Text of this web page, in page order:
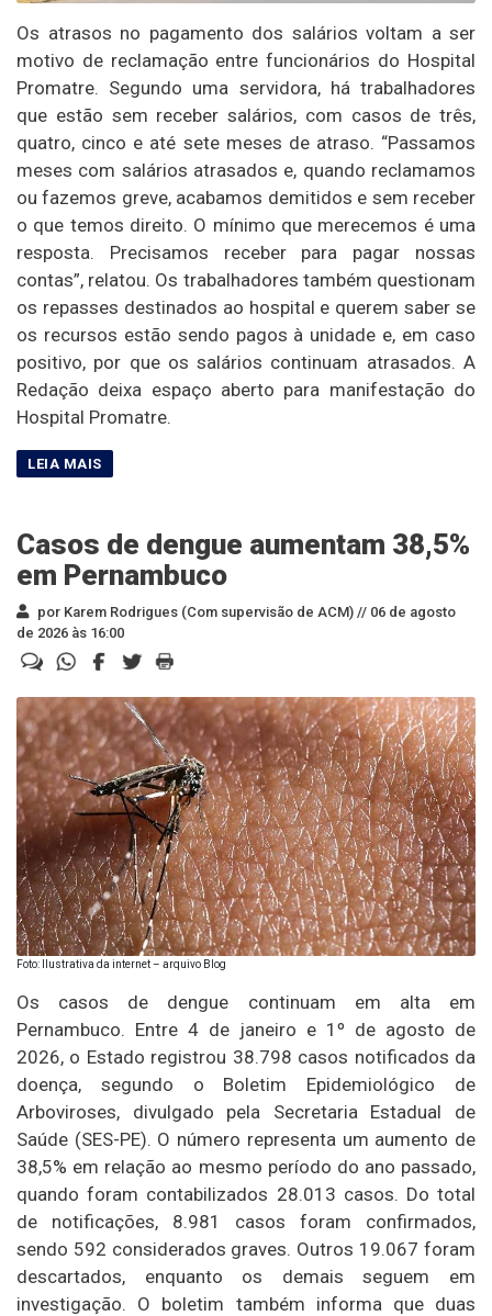
Os atrasos no pagamento dos salários voltam a ser
motivo de reclamação entre funcionários do Hospital
Promatre. Segundo uma servidora, há trabalhadores
que estão sem receber salários, com casos de três,
quatro, cinco e até sete meses de atraso. “Passamos
meses com salários atrasados e, quando reclamamos
ou fazemos greve, acabamos demitidos e sem receber
o que temos direito. O mínimo que merecemos é uma
resposta. Precisamos receber para pagar nossas
contas”, relatou. Os trabalhadores também questionam
os repasses destinados ao hospital e querem saber se
os recursos estão sendo pagos à unidade e, em caso
positivo, por que os salários continuam atrasados. A
Redação deixa espaço aberto para manifestação do
Hospital Promatre.
Casos de dengue aumentam 38,5%
em Pernambuco
por Karem Rodrigues (Com supervisão de ACM) // 06 de agosto
de 2026 às 16:00
Foto: Ilustrativa da internet – arquivo Blog
Os casos de dengue continuam em alta em
Pernambuco. Entre 4 de janeiro e 1º de agosto de
2026, o Estado registrou 38.798 casos notificados da
doença, segundo o Boletim Epidemiológico de
Arboviroses, divulgado pela Secretaria Estadual de
Saúde (SES-PE). O número representa um aumento de
38,5% em relação ao mesmo período do ano passado,
quando foram contabilizados 28.013 casos. Do total
de notificações, 8.981 casos foram confirmados,
sendo 592 considerados graves. Outros 19.067 foram
descartados, enquanto os demais seguem em
investigação. O boletim também informa que duas